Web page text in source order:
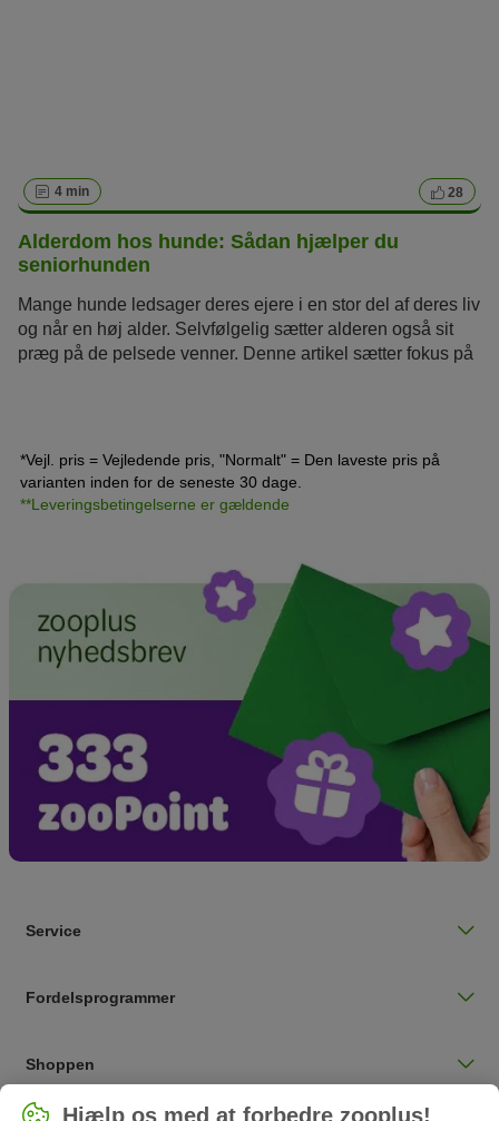
4 min 28
Alderdom hos hunde: Sådan hjælper du
seniorhunden
Mange hunde ledsager deres ejere i en stor del af deres liv
og når en høj alder. Selvfølgelig sætter alderen også sit
præg på de pelsede venner. Denne artikel sætter fokus på
spørgsmål, hvornår det er tid til at sige farvel.
*Vejl. pris = Vejledende pris, "Normalt" = Den laveste pris på
varianten inden for de seneste 30 dage.
**Leveringsbetingelserne er gældende
Service
Fordelsprogrammer
Shoppen
Vælg landHjælp os med at forbedre zooplus!